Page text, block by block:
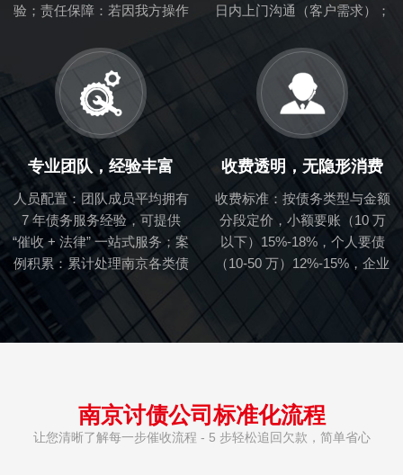
验；责任保障：若因我方操作
法律责任与客户损失。
日内上门沟通（客户需求）；
经营环境与个人债务纠纷处理
流程，能快速联动社区、工商
等部门协助核实信息。
专业团队，经验丰富
人员配置：团队成员平均拥有
7 年债务服务经验，可提供
“催收 + 法律” 一站式服务；​案
例积累：累计处理南京各类债
务案件 3200+，涵盖 “讨债、
要债、要账” 全场景，能应对
各种突发情况。
收费透明，无隐形消费
收费标准：按债务类型与金额
分段定价，小额要账（10 万
以下）15%-18%，个人要债
（10-50 万）12%-15%，企业
案件 “先服务后收费”，仅需预
南京讨债公司标准化流程
让您清晰了解每一步催收流程 - 5 步轻松追回欠款，简单省心